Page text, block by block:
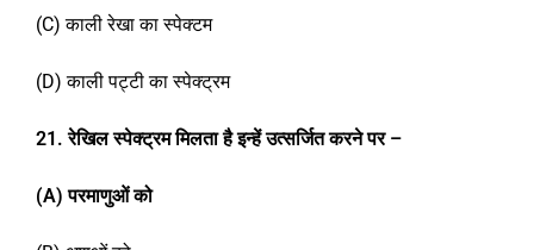
(C) काली रेखा का स्पेक्टम
(D) काली पट्टी का स्पेक्ट्रम
21. रेखिल स्पेक्ट्रम मिलता है इन्हें उत्सर्जित करने पर –
(A)परमाणुओं को